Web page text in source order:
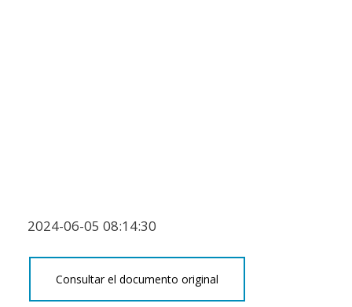
2024-06-05 08:14:30
Consultar el documento original